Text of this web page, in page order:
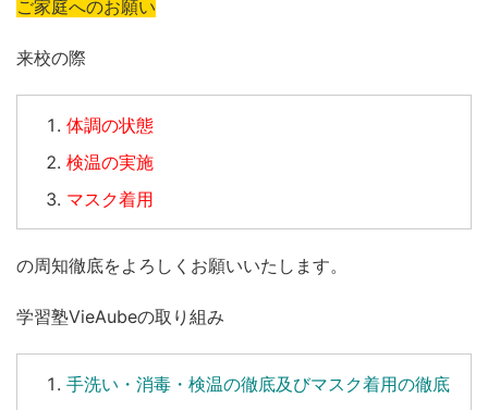
ご家庭へのお願い
来校の際
体調の状態
検温の実施
マスク着用
の周知徹底をよろしくお願いいたします。
学習塾VieAubeの取り組み
手洗い ・ 消毒 ・ 検温の徹底及びマスク着用の徹底